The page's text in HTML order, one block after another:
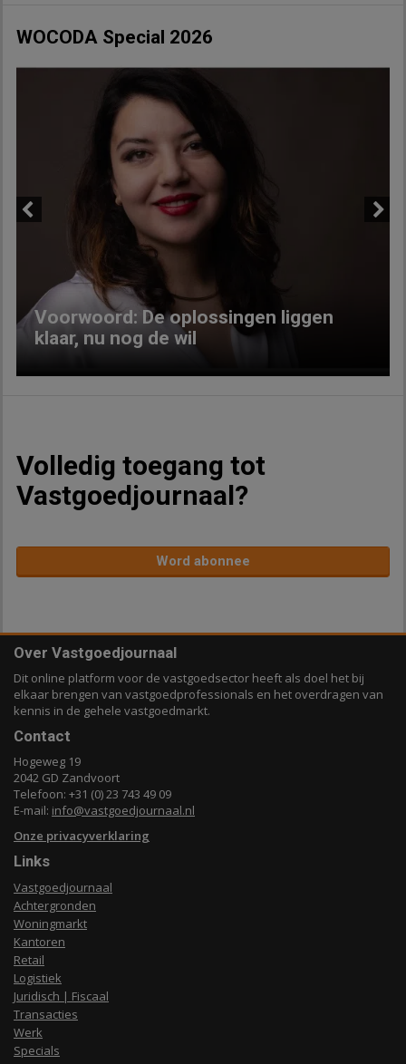
WOCODA Special 2026
Voorwoord: De oplossingen liggen
klaar, nu nog de wil
Volledig toegang tot
Vastgoedjournaal?
Word abonnee
Over Vastgoedjournaal
Dit online platform voor de vastgoedsector heeft als doel het bij
elkaar brengen van vastgoedprofessionals en het overdragen van
kennis in de gehele vastgoedmarkt.
Contact
Hogeweg 19
2042 GD Zandvoort
Telefoon: +31 (0) 23 743 49 09
E-mail: info@vastgoedjournaal.nl
Onze privacyverklaring
Links
Vastgoedjournaal
Achtergronden
Woningmarkt
Kantoren
Retail
Logistiek
Juridisch | Fiscaal
Transacties
Werk
Specials